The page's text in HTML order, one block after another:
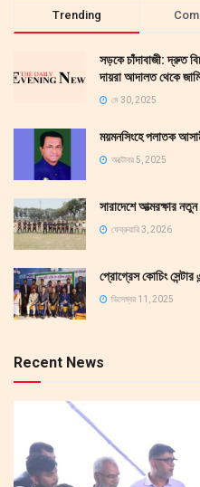
Trending
সড়কে চাঁদাবাজী: দ্রুত
দায়রা আদালত থেকে
মে 30, 2025
ময়মনসিংহে পলাতক
অক্টোবর 5, 2025
সারাদেশে আত্মরক্ষার
ফেব্রুয়ারি 3, 2026
প্রোগ্রেস কোচিং সেন্টার
ডিসেম্বর 11, 2025
Recent News